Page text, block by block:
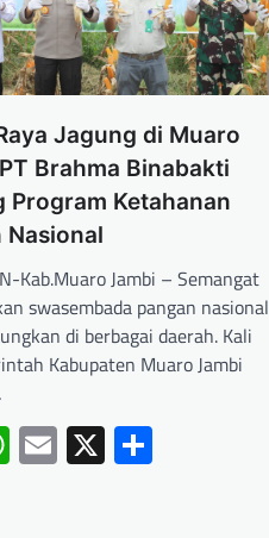
Jagung di Muaro
Brahma Binabakti
Program Ketahanan
Nasional
Kab.Muaro Jambi – Semangat
swasembada pangan nasional
di berbagai daerah. Kali
Kabupaten Muaro Jambi
WhatsApp
Email
X